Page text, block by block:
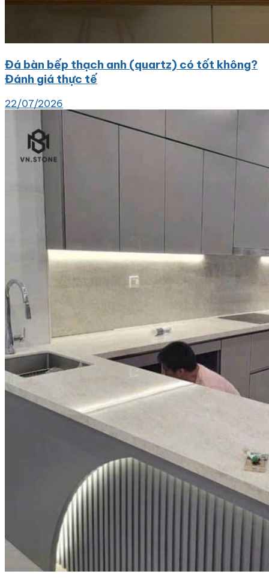
Đá bàn bếp thạch anh (quartz) có tốt không?
Đánh giá thực tế
22/07/2026